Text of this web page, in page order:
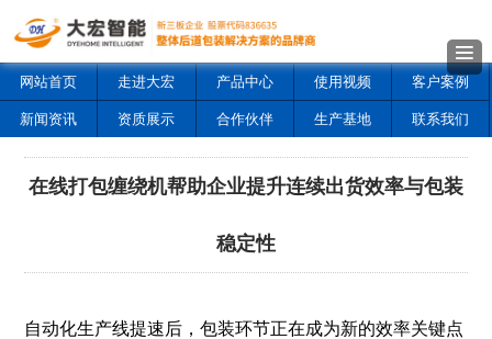
网站首页 走进大宏 产品中心 使用视频 客户案例
新闻资讯 资质展示 合作伙伴 生产基地 联系我们
在线打包缠绕机帮助企业提升连续出货效率与包装
稳定性
自动化生产线提速后，包装环节正在成为新的效率关键点